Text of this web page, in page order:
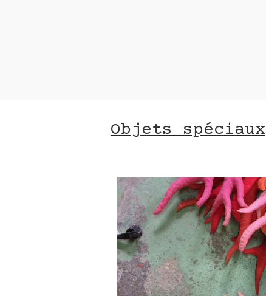
adresse e-mail*
Objets spéciaux